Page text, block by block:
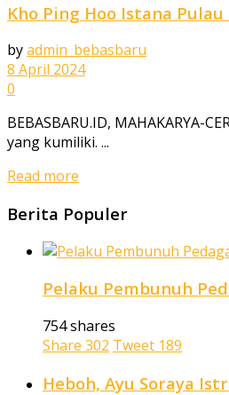
Kho Ping Hoo Istana
byadmin_bebasbaru
8 April 2024
0
BEBASBARU.ID, MAHAKARYA-
yang kumiliki. ...
Read more
Berita Populer
Pelaku Pembunuh
754 shares
Share 302 Tweet 189
Heboh, Ayu Soraya